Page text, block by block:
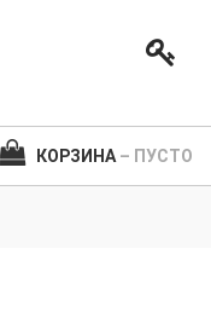
КОРЗИНА – ПУСТО